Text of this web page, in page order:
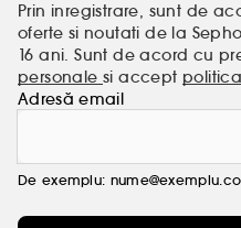
Prin inregistrare, sunt de
oferte si noutati de la
16 ani. Sunt de acord cu
personalesi accept
Adresă email
De exemplu: